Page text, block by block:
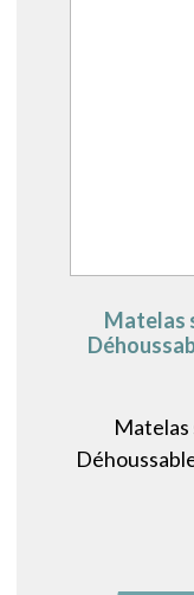
Matelas
Matelas